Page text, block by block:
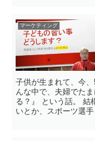
マーケティング
子供が生まれて、今
んな中で、夫婦でた
る？』 という話。 結
いとか、スポーツ選手